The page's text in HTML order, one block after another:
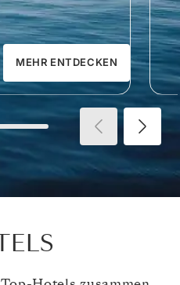
MEHR ENTDECKEN